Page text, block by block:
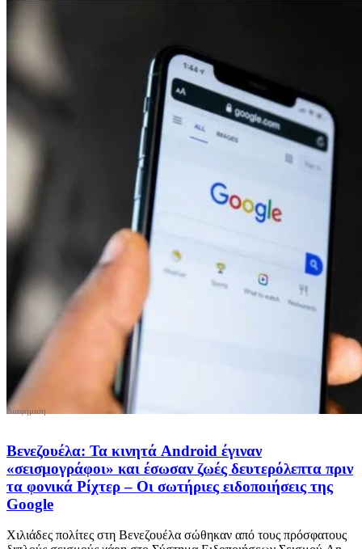
Βενεζουέλα: Τα κινητά Android έγιναν
«σεισμογράφοι» και έσωσαν ζωές δευτερόλεπτα πριν
τα φονικά Ρίχτερ – Οι σωτήριες ειδοποιήσεις της
Google
Χιλιάδες πολίτες στη Βενεζουέλα σώθηκαν από τους πρόσφατους